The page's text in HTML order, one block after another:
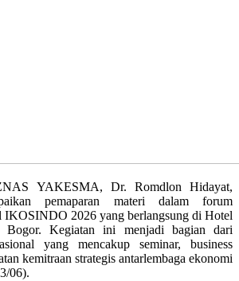
YAKESMA, Dr. Romdlon Hidayat,
pemaparan materi dalam forum
IKOSINDO 2026 yang berlangsung di Hotel
Bogor. Kegiatan ini menjadi bagian dari
yang mencakup seminar, business
kemitraan strategis antarlembaga ekonomi
06).